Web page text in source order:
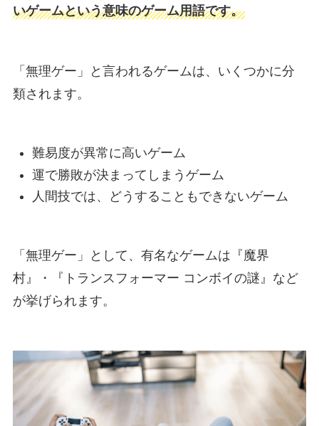
いゲームという意味のゲーム用語です。
「無理ゲー」と言われるゲームは、いくつかに分
類されます。
難易度が異常に高いゲーム
運で勝敗が決まってしまうゲーム
人間技では、どうすることもできないゲーム
「無理ゲー」として、有名なゲームは『魔界
村』・『トランスフォーマー コンボイの謎』など
が挙げられます。